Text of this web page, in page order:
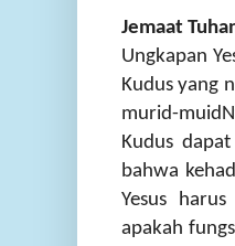
Jemaat
Ungkapan
Kudus yang
murid-
Kudus
bahwa
Yesus
apakah